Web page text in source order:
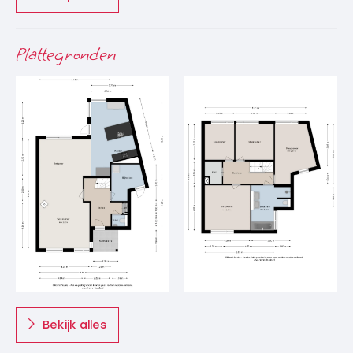
Plattegronden
Bekijk alles